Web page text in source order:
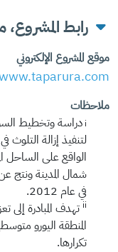
رابط
موقع المشروع الإلكتروني
ملاحظات
i دراسةوتخطيط
لتنفيذ إزالة التلوث في
الواقععلى الساحل
شمال المدينةونتج
فيعام
ii تهدف المبادرة إلى
المنطقة اليورو
تكرارها.